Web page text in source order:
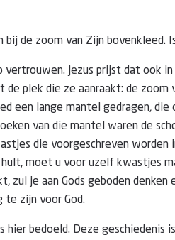
bij de zoom van Zijn bovenkleed.
Jezus prijst dat ook in
plek die ze aanraakt: de zoom
een lange mantel gedragen, die
van die mantel waren de
die voorgeschreven worden in
moet u voor uzelf kwastjes
zul je aan Gods geboden denken
te zijn voor God.
bedoeld. Deze geschiedenis